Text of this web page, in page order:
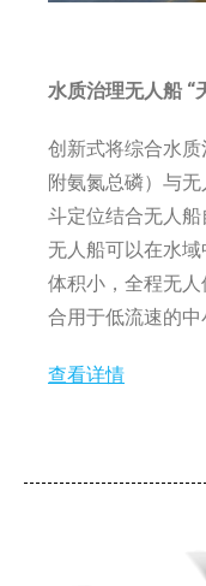
水质治理无人船 “
创新式将综合水
附氨氮总磷）与
斗定位结合无人
无人船可以在水域
体积小，全程无
合用于低流速的中
查看详情